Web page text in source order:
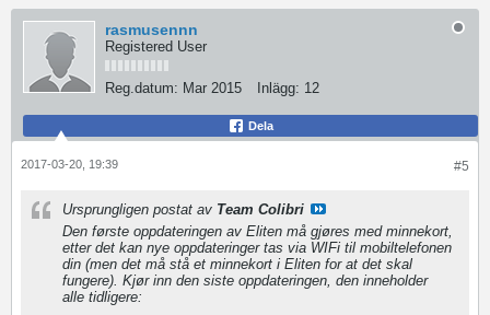
rasmusennn
Registered User
Reg.datum: Mar 2015 Inlägg: 12
Dela
#5
2017-03-20, 19:39
Ursprungligen postat av Team Colibri
Den første oppdateringen av Eliten må gjøres med minnekort,
etter det kan nye oppdateringer tas via WIFi til mobiltelefonen
din (men det må stå et minnekort i Eliten for at det skal
fungere). Kjør inn den siste oppdateringen, den inneholder
alle tidligere: